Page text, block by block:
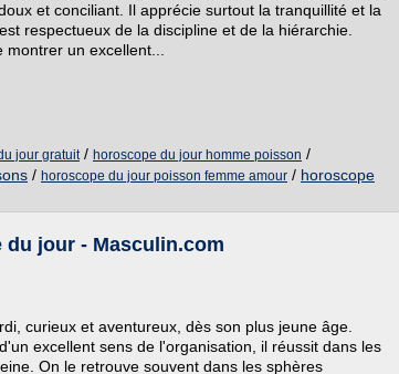
et conciliant. Il apprécie surtout la tranquillité et la
respectueux de la discipline et de la hiérarchie.
un excellent...
jour gratuit/ horoscope du jour homme poisson /
/ horoscope du jour poisson femme amour / horoscope
du jour - Masculin.com
curieux et aventureux, dès son plus jeune âge.
excellent sens de l'organisation, il réussit dans les
On le retrouve souvent dans les sphères